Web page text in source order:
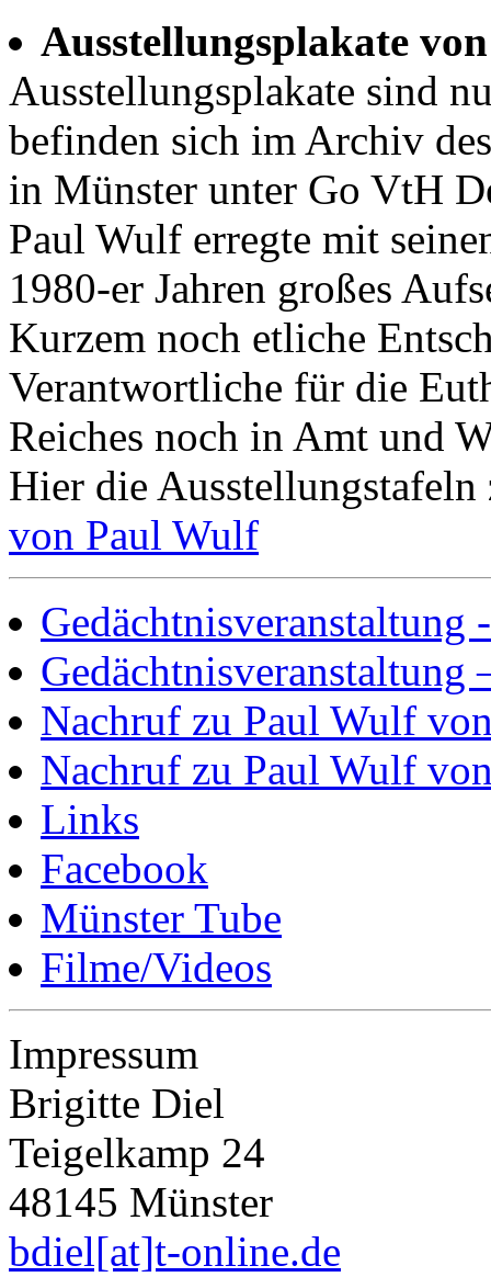
Ausstellungsplakate
Ausstellungsplakate sind
befinden sich im Archiv
in Münster unter Go VtH
Paul Wulf erregte mit
1980-er Jahren großes
Kurzem noch etliche
Verantwortliche für die
Reiches noch in Amt und
Hier die
von Paul Wulf
Nachruf zu Paul Wulf
Nachruf zu Paul Wulf
Links
Facebook
Münster Tube
Filme/Videos
Impressum
Brigitte Diel
Teigelkamp 24
48145 Münster
bdiel[at]t-online.de